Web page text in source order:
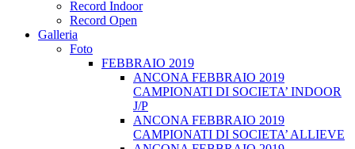
Record Indoor
Record Open
Galleria
Foto
FEBBRAIO 2019
ANCONA FEBBRAIO 2019
CAMPIONATI DI SOCIETA’ INDOOR
J/P
ANCONA FEBBRAIO 2019
CAMPIONATI DI SOCIETA’ ALLIEVE